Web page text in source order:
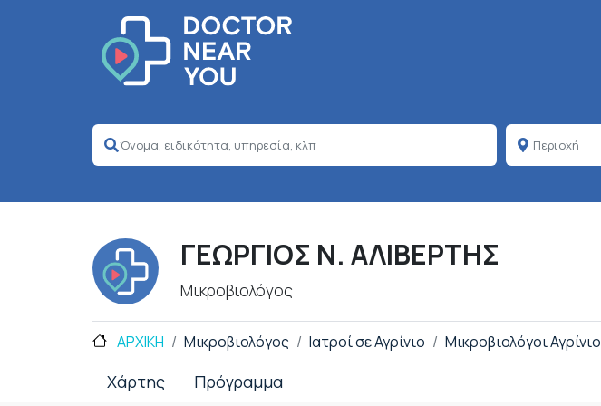
ΓΕΩΡΓΙΟΣ Ν. ΑΛΙΒΕΡΤΗΣ
Μικροβιολόγος
ΑΡΧΙΚΗ Μικροβιολόγος Ιατροί σε Αγρίνιο Μικροβιολόγοι Αγρίνιο
Χάρτης Πρόγραμμα